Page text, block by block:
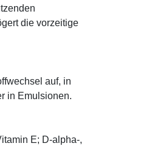
die vorzeitige
auf, in
in Emulsionen.
E; D-alpha-,